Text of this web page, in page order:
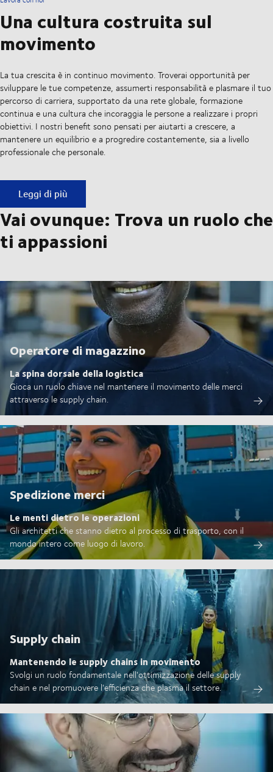
Una cultura costruita sul
movimento
La tua crescita è in continuo movimento. Troverai opportunità per
sviluppare le tue competenze, assumerti responsabilità e plasmare il tuo
percorso di carriera, supportato da una rete globale, formazione
continua e una cultura che incoraggia le persone a realizzare i propri
obiettivi. I nostri benefit sono pensati per aiutarti a crescere, a
mantenere un equilibrio e a progredire costantemente, sia a livello
professionale che personale.
Una cultura costruita sul movimento
Leggi di più
Vai ovunque: Trova un ruolo che
ti appassioni
Operatore di magazzino
La spina dorsale della logistica
Gioca un ruolo chiave nel mantenere il movimento delle merci
attraverso le supply chain.
Spedizione merci
Le menti dietro le operazioni
Gli architetti che stanno dietro al processo di trasporto, con il
mondo intero come luogo di lavoro.
Supply chain
Mantenendo le supply chains in movimento
Svolgi un ruolo fondamentale nell'ottimizzazione delle supply
chain e nel promuovere l'efficienza che plasma il settore.